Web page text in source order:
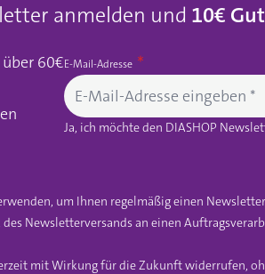
anmelden und 10€
60€E-Mail-Adresse
Ja, ich möchte den DIASHOP
um Ihnen regelmäßig einen
Newsletterversands an einen
mit Wirkung für die Zukunft widerrufen,